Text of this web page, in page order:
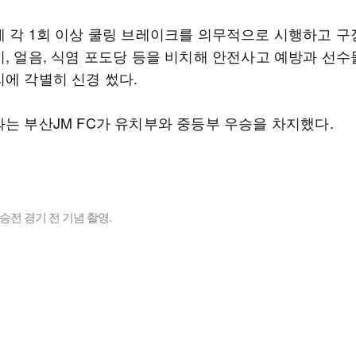
각 1회 이상 쿨링 브레이크를 의무적으로 시행하고 구
, 얼음, 식염 포도당 등을 비치해 안전사고 예방과 선수
에 각별히 신경 썼다.
는 부산JM FC가 유치부와 중등부 우승을 차지했다.
전 경기 전 기념 촬영.